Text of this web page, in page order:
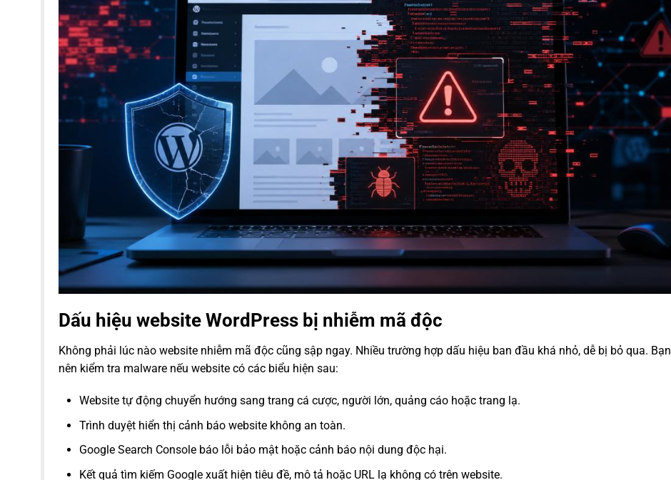
Dấu hiệu website WordPress bị nhiễm mã độc
Không phải lúc nào website nhiễm mã độc cũng sập ngay. Nhiều trường hợp dấu hiệu ban đầu khá nhỏ, dễ bị bỏ qua. Bạn
nên kiểm tra malware nếu website có các biểu hiện sau:
Website tự động chuyển hướng sang trang cá cược, người lớn, quảng cáo hoặc trang lạ.
Trình duyệt hiển thị cảnh báo website không an toàn.
Google Search Console báo lỗi bảo mật hoặc cảnh báo nội dung độc hại.
Kết quả tìm kiếm Google xuất hiện tiêu đề, mô tả hoặc URL lạ không có trên website.